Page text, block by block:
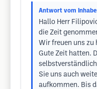
Antwort vom
Hallo Herr
die Zeit
Wir freuen uns zu
Gute Zeit hatten.
Sie uns auch
aufkommen. Bis